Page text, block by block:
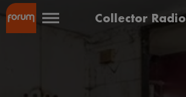
Collector Radio